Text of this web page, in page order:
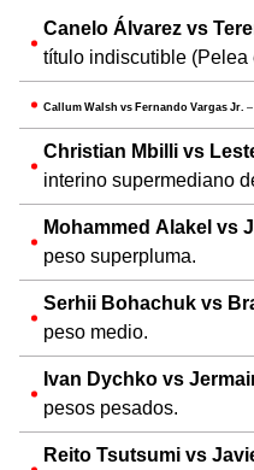
Canelo Álvarez vs
título indiscutible (Pelea
Callum Walsh vs Fernando Vargas Jr.
Christian Mbilli vs
interino supermediano
Mohammed Alakel vs
peso superpluma.
Serhii Bohachuk vs
peso medio.
Ivan Dychko vs
pesos pesados.
Reito Tsutsumi vs